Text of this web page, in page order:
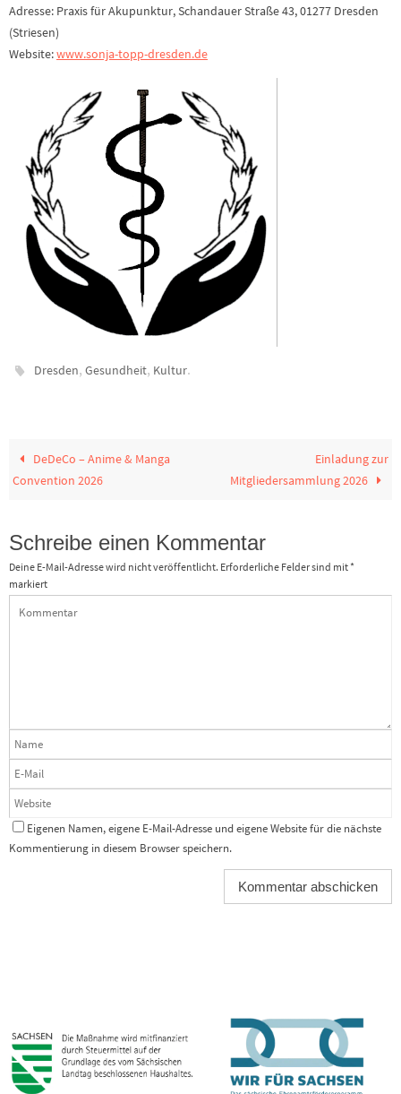
Adresse: Praxis für Akupunktur, Schandauer Straße 43, 01277 Dresden
(Striesen)
Website:www.sonja-topp-dresden.de
Dresden,Gesundheit, Kultur.
DeDeCo – Anime & Manga
Convention 2026
Einladung zur
Mitgliedersammlung 2026
Schreibe einen Kommentar
Deine E-Mail-Adresse wird nicht veröffentlicht. Erforderliche Felder sind mit*
markiert
Eigenen Namen, eigene E-Mail-Adresse und eigene Website für die nächste
Kommentierung in diesem Browser speichern.